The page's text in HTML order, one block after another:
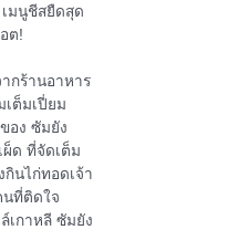
มนูชีสยืดสุด
ต!
กร้านอาหาร
เต็มเปี่ยม
อง ซัมยัง
ผ็ด ที่จัดเต็ม
กินไก่ทอดเจ้า
นที่ติดใจ
เกาหลี ซัมยัง